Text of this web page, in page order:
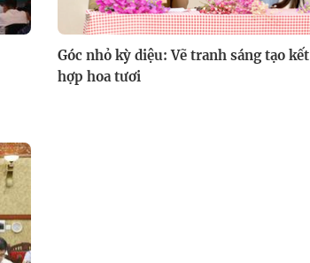
Góc nhỏ kỳ diệu: Vẽ tranh sáng tạo kết
hợp hoa tươi